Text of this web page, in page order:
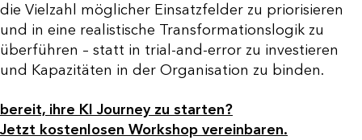
die Vielzahl möglicher Einsatzfelder zu priorisieren
und in eine realistische Transformationslogik zu
überführen – statt in trial-and-error zu investieren
und Kapazitäten in der Organisation zu binden.
bereit, ihre KI Journey zu starten?
Jetzt kostenlosen Workshop vereinbaren.